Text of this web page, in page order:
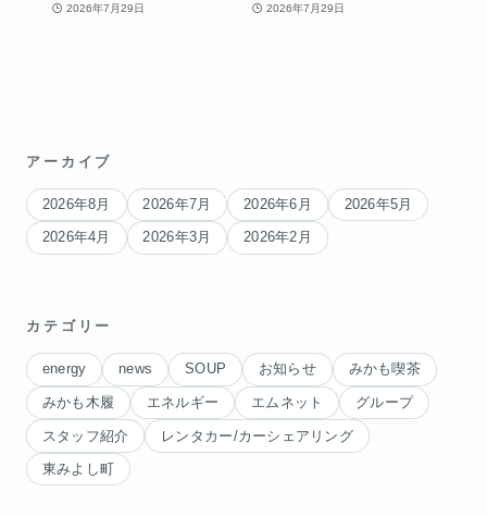
2026年7月29日 2026年7月29日
アーカイブ
2026年8月 2026年7月 2026年6月 2026年5月
2026年4月 2026年3月 2026年2月
カテゴリー
energy news SOUP お知らせ みかも喫茶
みかも木履 エネルギー エムネット グループ
スタッフ紹介 レンタカー/カーシェアリング
東みよし町